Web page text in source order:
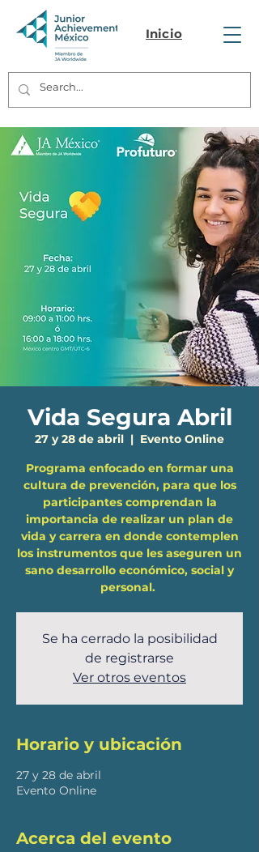
Inicio
Vida Segura Abril
27 y 28 de abril
  |
Evento Online
Programa enfocado en formar una
cultura de prevención, para que los
participantes comprendan la
importancia de realizar un plan de
vida y carrera en donde contemplen
los instrumentos que les aseguren un
sano desarrollo económico, social y
personal. ​
Se ha cerrado la posibilidad
de registrarse
Ver otros eventos
Horario y ubicación
27 y 28 de abril
Evento Online
Acerca del evento